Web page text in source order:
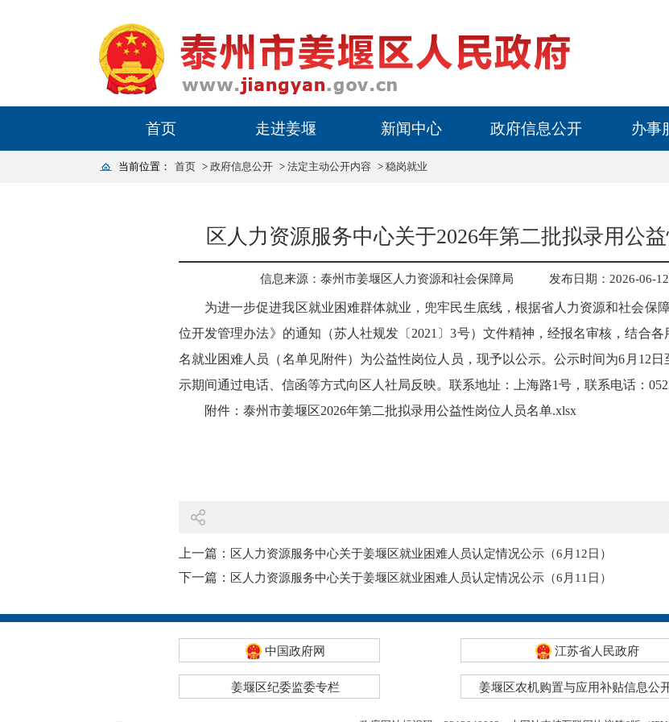
首页 走进姜堰 新闻中心 政府信息公开 办事
当前位置： 首页 > 政府信息公开 > 法定主动公开内容 > 稳岗就业
区人力资源服务中心关于2026年第二批拟录用公
信息来源：泰州市姜堰区人力资源和社会保障局 发布日期：2026-06-
为进一步促进我区就业困难群体就业，兜牢民生底线，根据省人力资源和社会保
位开发管理办法》的通知（苏人社规发〔2021〕3号）文件精神，经报名审核，结合
名就业困难人员（名单见附件）为公益性岗位人员，现予以公示。公示时间为6月12
示期间通过电话、信函等方式向区人社局反映。联系地址：上海路1号，联系电话：
附件： 泰州市姜堰区2026年第二批拟录用公益性岗位人员名单.xlsx
上一篇： 区人力资源服务中心关于姜堰区就业困难人员认定情况公示（6月12日）
下一篇： 区人力资源服务中心关于姜堰区就业困难人员认定情况公示（6月11日）
中国政府网 江苏省人民政府
姜堰区纪委监委专栏 姜堰区农机购置与应用补贴信息公